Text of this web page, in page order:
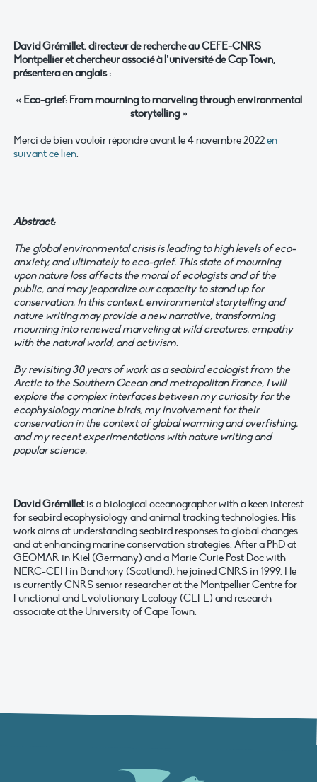
David Grémillet, directeur de recherche au CEFE-CNRS
Montpellier et chercheur associé à l’université de Cap Town,
présentera en anglais :
« Eco-grief: From mourning to marveling through environmental
storytelling »
Merci de bien vouloir répondre avant le 4 novembre 2022en
suivant ce lien.
Abstract:
The global environmental crisis is leading to high levels of eco-
anxiety, and ultimately to eco-grief. This state of mourning
upon nature loss affects the moral of ecologists and of the
public, and may jeopardize our capacity to stand up for
conservation. In this context, environmental storytelling and
nature writing may provide a new narrative, transforming
mourning into renewed marveling at wild creatures, empathy
with the natural world, and activism.
By revisiting 30 years of work as a seabird ecologist from the
Arctic to the Southern Ocean and metropolitan France, I will
explore the complex interfaces between my curiosity for the
ecophysiology marine birds, my involvement for their
conservation in the context of global warming and overfishing,
and my recent experimentations with nature writing and
popular science.
David Grémilletis a biological oceanographer with a keen interest
for seabird ecophysiology and animal tracking technologies. His
work aims at understanding seabird responses to global changes
and at enhancing marine conservation strategies. After a PhD at
GEOMAR in Kiel (Germany) and a Marie Curie Post Doc with
NERC-CEH in Banchory (Scotland), he joined CNRS in 1999. He
is currently CNRS senior researcher at the Montpellier Centre for
Functional and Evolutionary Ecology (CEFE) and research
associate at the University of Cape Town.